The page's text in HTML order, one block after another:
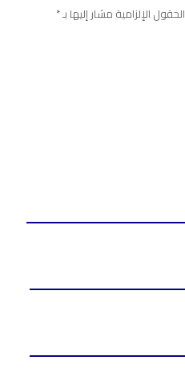
الحقول الإلزامية مشار إليها بـ*